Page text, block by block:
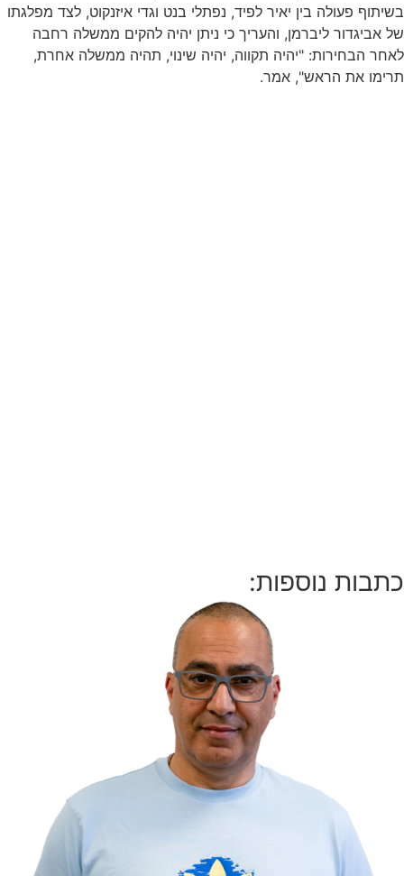
בשיתוף פעולה בין יאיר לפיד, נפתלי בנט וגדי איזנקוט, לצד מפלגתו
של אביגדור ליברמן, והעריך כי ניתן יהיה להקים ממשלה רחבה
לאחר הבחירות: "יהיה תקווה, יהיה שינוי, תהיה ממשלה אחרת,
תרימו את הראש", אמר.
כתבות נוספות: